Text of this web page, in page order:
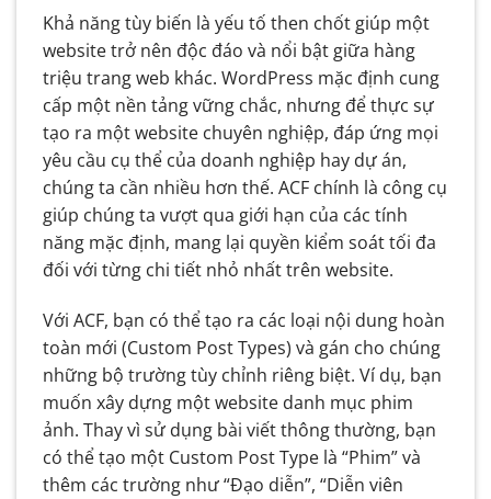
Khả năng tùy biến là yếu tố then chốt giúp một
website trở nên độc đáo và nổi bật giữa hàng
triệu trang web khác. WordPress mặc định cung
cấp một nền tảng vững chắc, nhưng để thực sự
tạo ra một website chuyên nghiệp, đáp ứng mọi
yêu cầu cụ thể của doanh nghiệp hay dự án,
chúng ta cần nhiều hơn thế. ACF chính là công cụ
giúp chúng ta vượt qua giới hạn của các tính
năng mặc định, mang lại quyền kiểm soát tối đa
đối với từng chi tiết nhỏ nhất trên website.
Với ACF, bạn có thể tạo ra các loại nội dung hoàn
toàn mới (Custom Post Types) và gán cho chúng
những bộ trường tùy chỉnh riêng biệt. Ví dụ, bạn
muốn xây dựng một website danh mục phim
ảnh. Thay vì sử dụng bài viết thông thường, bạn
có thể tạo một Custom Post Type là “Phim” và
thêm các trường như “Đạo diễn”, “Diễn viên